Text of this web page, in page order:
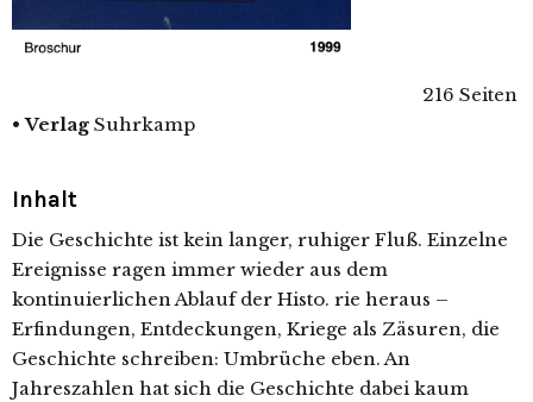
216 Seiten
• Verlag Suhrkamp
Inhalt
Die Geschichte ist kein langer, ruhiger Fluß. Einzelne
Ereignisse ragen immer wieder aus dem
kontinuierlichen Ablauf der Histo. rie heraus –
Erfindungen, Entdeckungen, Kriege als Zäsuren, die
Geschichte schreiben: Umbrüche eben. An
Jahreszahlen hat sich die Geschichte dabei kaum